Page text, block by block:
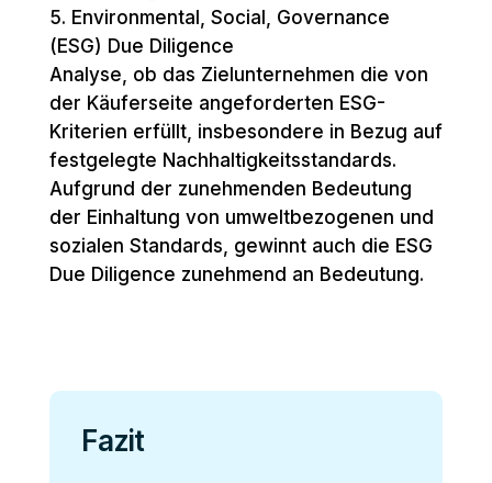
Environmental, Social, Governance
(ESG) Due Diligence
Analyse, ob das Zielunternehmen die von
der Käuferseite angeforderten ESG-
Kriterien erfüllt, insbesondere in Bezug auf
festgelegte Nachhaltigkeitsstandards.
Aufgrund der zunehmenden Bedeutung
der Einhaltung von umweltbezogenen und
sozialen Standards, gewinnt auch die ESG
Due Diligence zunehmend an Bedeutung.
Fazit